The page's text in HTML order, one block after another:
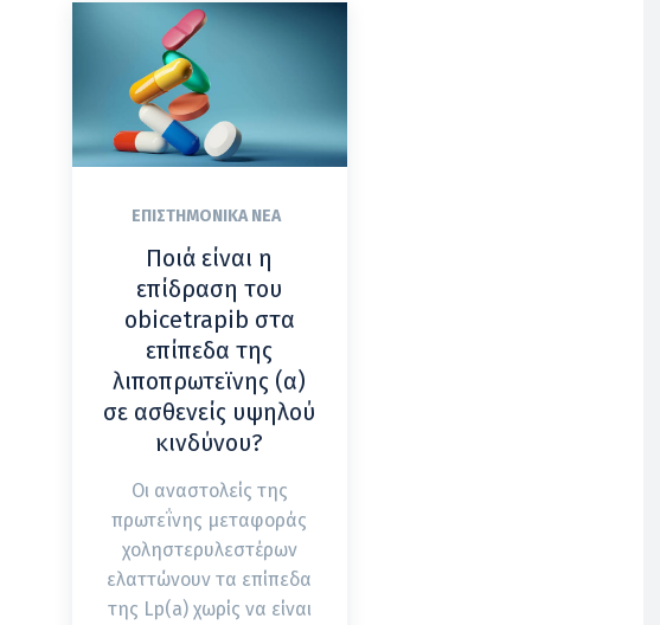
ΕΠΙΣΤΗΜΟΝΙΚΆ ΝΈΑ
Ποιά είναι η
επίδραση του
obicetrapib στα
επίπεδα της
λιποπρωτεϊνης (α)
σε ασθενείς υψηλού
κινδύνου?
Οι αναστολείς της
πρωτεΐνης μεταφοράς
χοληστερυλεστέρων
ελαττώνουν τα επίπεδα
της Lp(a) χωρίς να είναι